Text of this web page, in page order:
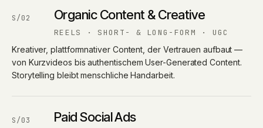
S/02 Organic Content & Creative
REELS · SHORT- & LONG-FORM · UGC
Kreativer, plattformnativer Content, der Vertrauen aufbaut —
von Kurzvideos bis authentischem User-Generated Content.
Storytelling bleibt menschliche Handarbeit.
S/03 Paid Social Ads